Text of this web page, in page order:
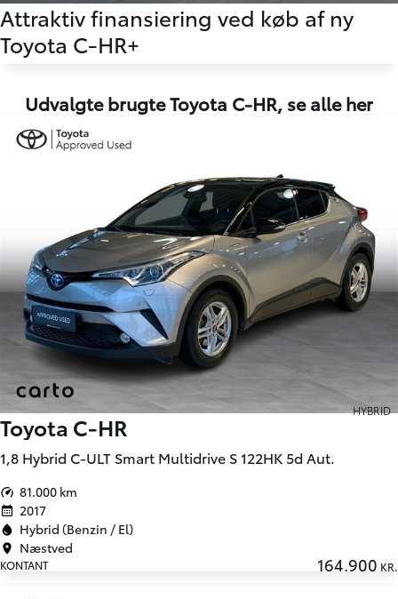
Attraktiv finansiering ved køb af ny
Toyota C-HR+
Udvalgte brugte Toyota C-HR, se alle her
HYBRID
Toyota C-HR
1,8 Hybrid C-ULT Smart Multidrive S 122HK 5d Aut.
81.000 km
2017
Hybrid (Benzin / El)
Næstved
KONTANT 164.900 KR.